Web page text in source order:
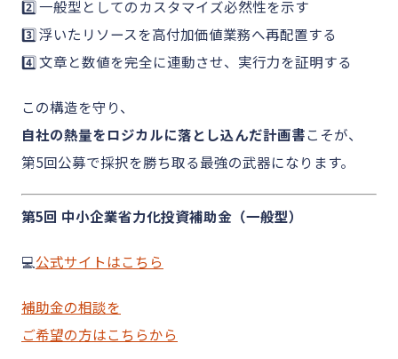
2️⃣ 一般型としてのカスタマイズ必然性を示す
3️⃣ 浮いたリソースを高付加価値業務へ再配置する
4️⃣ 文章と数値を完全に連動させ、実行力を証明する
この構造を守り、
自社の熱量をロジカルに落とし込んだ計画書こそが、
第5回公募で採択を勝ち取る最強の武器になります。
第5回 中小企業省力化投資補助金（一般型）
💻公式サイトはこちら
補助金の相談を
ご希望の方はこちらから